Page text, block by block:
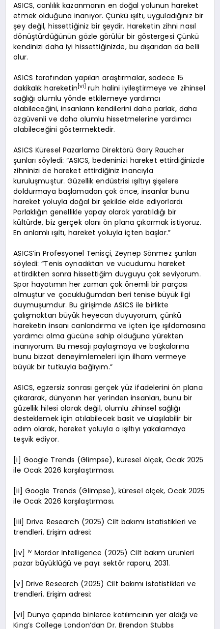
ASICS, canlılık kazanmanın en doğal yolunun hareket
etmek olduğuna inanıyor. Çünkü ışıltı, uyguladığınız bir
şey değil, hissettiğiniz bir şeydir. Hareketin zihni nasıl
dönüştürdüğünün gözle görülür bir göstergesi Çünkü
kendinizi daha iyi hissettiğinizde, bu dışarıdan da belli
olur.
ASICS tarafından yapılan araştırmalar, sadece 15
dakikalık hareketin [vi]ruh halini iyileştirmeye ve zihinsel
sağlığı olumlu yönde etkilemeye yardımcı
olabileceğini, insanların kendilerini daha parlak, daha
özgüvenli ve daha olumlu hissetmelerine yardımcı
olabileceğini göstermektedir.
ASICS Küresel Pazarlama Direktörü Gary Raucher
şunları söyledi: “ASICS, bedeninizi hareket ettirdiğinizde
zihninizi de hareket ettirdiğiniz inancıyla
kuruluşmuştur. Güzellik endüstrisi ışıltıyı şişelere
doldurmaya başlamadan çok önce, insanlar bunu
hareket yoluyla doğal bir şekilde elde ediyorlardı.
Parlaklığın genellikle yapay olarak yaratıldığı bir
kültürde, biz gerçek olanı ön plana çıkarmak istiyoruz.
En anlamlı ışıltı, hareket yoluyla içten başlar.”
ASICS’in Profesyonel Tenisçi, Zeynep Sönmez şunları
söyledi: “Tenis oynadıktan ve vücudumu hareket
ettirdikten sonra hissettiğim duyguyu çok seviyorum.
Spor hayatımın her zaman çok önemli bir parçası
olmuştur ve çocukluğumdan beri tenise büyük ilgi
duymuşumdur. Bu girişimde ASICS ile birlikte
çalışmaktan büyük heyecan duyuyorum, çünkü
hareketin insanı canlandırma ve içten içe ışıldamasına
yardımcı olma gücüne sahip olduğuna yürekten
inanıyorum. Bu mesajı paylaşmaya ve başkalarına
bunu bizzat deneyimlemeleri için ilham vermeye
büyük bir tutkuyla bağlıyım.”
ASICS, egzersiz sonrası gerçek yüz ifadelerini ön plana
çıkararak, dünyanın her yerinden insanları, bunu bir
güzellik hilesi olarak değil, olumlu zihinsel sağlığı
desteklemek için atılabilecek basit ve ulaşılabilir bir
adım olarak, hareket yoluyla o ışıltıyı yakalamaya
teşvik ediyor.
[i] Google Trends (Glimpse), küresel ölçek, Ocak 2025
ile Ocak 2026 karşılaştırması.
[ii] Google Trends (Glimpse), küresel ölçek, Ocak 2025
ile Ocak 2026 karşılaştırması.
[iii] Drive Research (2025) Cilt bakımı istatistikleri ve
trendleri. Erişim adresi:
[iv] iv Mordor Intelligence (2025) Cilt bakım ürünleri
pazar büyüklüğü ve payı: sektör raporu, 2031.
[v] Drive Research (2025) Cilt bakımı istatistikleri ve
trendleri. Erişim adresi:
[vi] Dünya çapında binlerce katılımcının yer aldığı ve
King’s College London’dan Dr. Brendon Stubbs